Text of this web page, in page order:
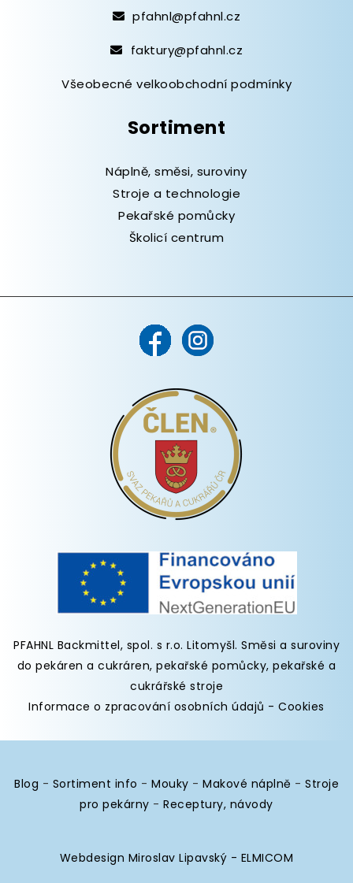
pfahnl@pfahnl.cz
faktury@pfahnl.cz
Všeobecné velkoobchodní podmínky
Sortiment
Náplně, směsi, suroviny
Stroje a technologie
Pekařské pomůcky
Školicí centrum
PFAHNL Backmittel, spol. s r.o. Litomyšl. Směsi a suroviny
do pekáren a cukráren,pekařské pomůcky,pekařské a
cukrářské stroje
Informace o zpracování osobních údajů -Cookies
Blog - Sortiment info - Mouky - Makové náplně - Stroje
pro pekárny -Receptury, návody
Webdesign Miroslav Lipavský - ELMICOM